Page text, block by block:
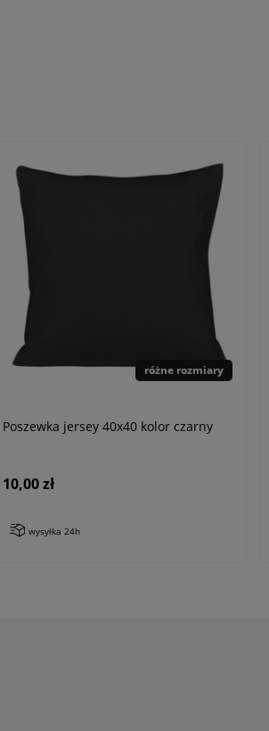
różne rozmiary
Poszewka jersey 40x40 kolor czarny
10,00 zł
wysyłka 24h